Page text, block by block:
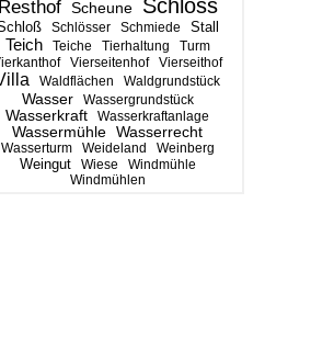
Resthof Scheune Schloss
Schlösser Schmiede Stall
Teich Teiche Tierhaltung
Turm
Vierseitenhof Vierseithof
Waldflächen Waldgrundstück
Wasser Wassergrundstück
Wasserkraft Wasserkraftanlage
Wassermühle Wasserrecht
Wasserturm Weideland Weinberg
Weingut Wiese
Windmühle
Windmühlen